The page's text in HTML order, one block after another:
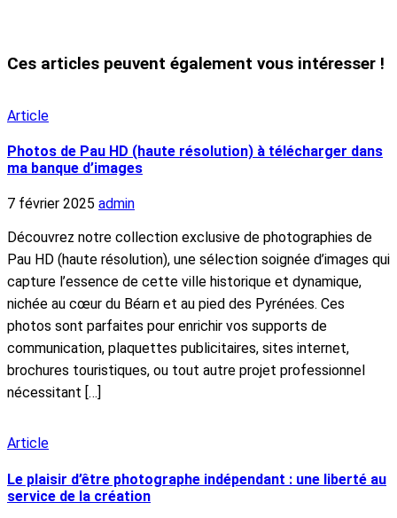
Ces articles peuvent également vous intéresser !
Article
Photos de Pau HD (haute résolution) à télécharger dans
ma banque d’images
7 février 2025 admin
Découvrez notre collection exclusive de photographies de
Pau HD (haute résolution), une sélection soignée d’images qui
capture l’essence de cette ville historique et dynamique,
nichée au cœur du Béarn et au pied des Pyrénées. Ces
photos sont parfaites pour enrichir vos supports de
communication, plaquettes publicitaires, sites internet,
brochures touristiques, ou tout autre projet professionnel
nécessitant […]
Article
Le plaisir d’être photographe indépendant : une liberté au
service de la création